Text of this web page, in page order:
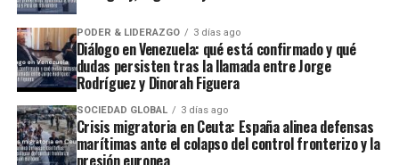
PODER & LIDERAZGO 3 días ago
Diálogo en Venezuela: qué está confirmado y qué
dudas persisten tras la llamada entre Jorge
Rodríguez y Dinorah Figuera
SOCIEDAD GLOBAL 3 días ago
Crisis migratoria en Ceuta: España alinea defensas
marítimas ante el colapso del control fronterizo y la
presión europea